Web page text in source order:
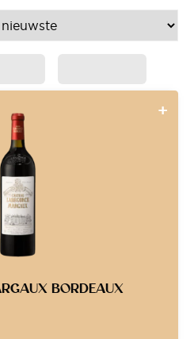
BORDEAUX